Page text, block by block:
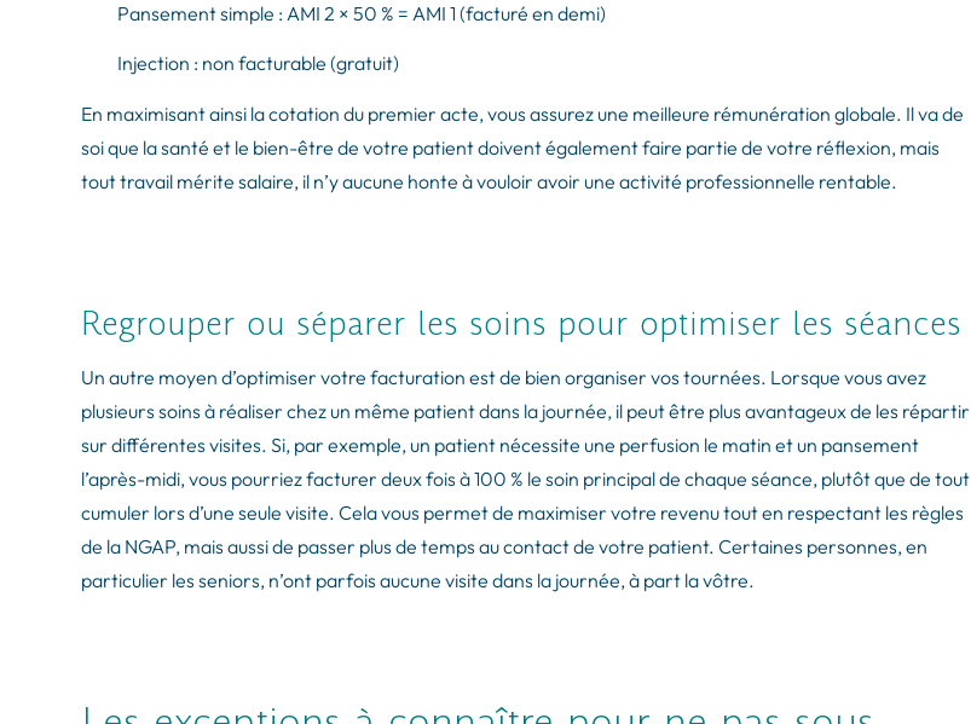
Pansement simple : AMI 2 × 50 % = AMI 1 (facturé en demi)
Injection : non facturable (gratuit)
En maximisant ainsi la cotation du premier acte, vous assurez une meilleure rémunération globale. Il va de
soi que la santé et le bien-être de votre patient doivent également faire partie de votre réflexion, mais
tout travail mérite salaire, il n’y aucune honte à vouloir avoir une activité professionnelle rentable.
Regrouper ou séparer les soins pour optimiser les séances
Un autre moyen d’optimiser votre facturation est de bien organiser vos tournées. Lorsque vous avez
plusieurs soins à réaliser chez un même patient dans la journée, il peut être plus avantageux de les répartir
sur différentes visites.Si, par exemple, un patient nécessite une perfusion le matin et un pansement
l’après-midi, vous pourriez facturer deux fois à 100 % le soin principal de chaque séance, plutôt que de tout
cumuler lors d’une seule visite. Cela vous permet de maximiser votre revenu tout en respectant les règles
de la NGAP, mais aussi de passer plus de temps au contact de votre patient. Certaines personnes, en
particulier les seniors, n’ont parfois aucune visite dans la journée, à part la vôtre.